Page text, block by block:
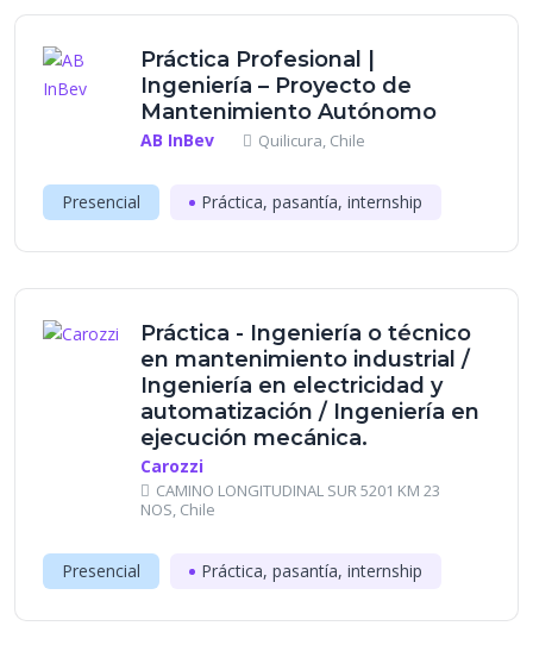
Práctica Profesional |
Ingeniería – Proyecto de
Mantenimiento Autónomo
AB InBev Quilicura, Chile
Presencial Práctica, pasantía, internship
Práctica - Ingeniería o técnico
en mantenimiento industrial /
Ingeniería en electricidad y
automatización / Ingeniería en
ejecución mecánica.
Carozzi
CAMINO LONGITUDINAL SUR 5201 KM 23
NOS, Chile
Presencial Práctica, pasantía, internship